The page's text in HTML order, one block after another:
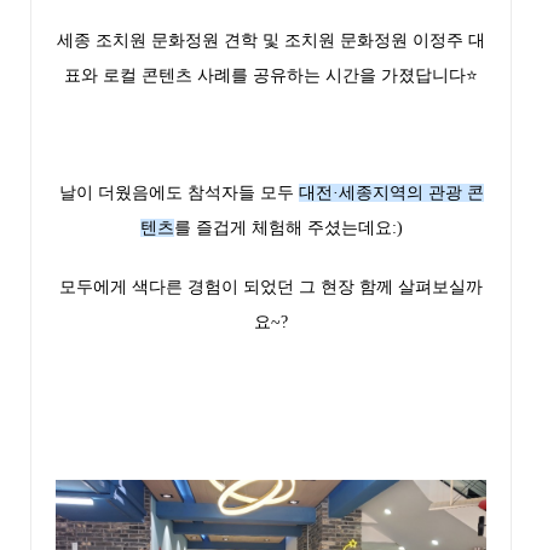
세종 조치원 문화정원 견학 및 조치원 문화정원 이정주 대
표와 로컬 콘텐츠 사례를 공유하는 시간을 가졌답니다⭐
날이 더웠음에도 참석자들 모두 대전·세종지역의 관광 콘
텐츠를 즐겁게 체험해 주셨는데요:)
모두에게 색다른 경험이 되었던 그 현장 함께 살펴보실까
요~?